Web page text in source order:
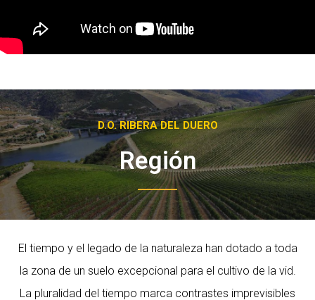
El tiempo y el legado de la naturaleza han dotado a toda
la zona de un suelo excepcional para el cultivo de la vid.
La pluralidad del tiempo marca contrastes imprevisibles
D.O. RIBERA DEL DUERO
Región